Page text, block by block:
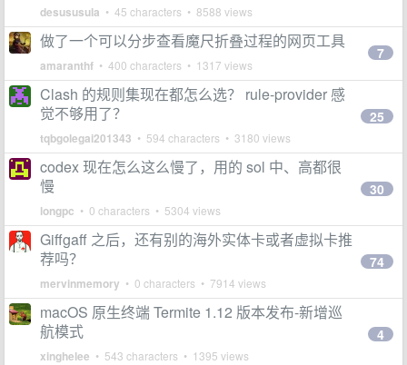
desususula • 45 characters • 8588 views
做了一个可以分步查看魔尺折叠过程的网页工具
amaranthf • 400 characters • 1317 views
7
Clash 的规则集现在都怎么选？ rule-provider 感
觉不够用了？
tqbgolegai201343 • 594 characters • 3180 views
25
codex 现在怎么这么慢了，用的 sol 中、高都很
慢
longpc • 0 characters • 5304 views
30
Giffgaff 之后，还有别的海外实体卡或者虚拟卡推
荐吗？
mervinmemory • 0 characters • 7914 views
74
macOS 原生终端 Termite 1.12 版本发布-新增巡
航模式
xinghelee • 543 characters • 1395 views
4